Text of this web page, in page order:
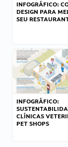
INFOGRÁFICO:
DESIGN PARA
SEU
INFOGRÁFICO:
CLÍNICAS
PET SHOPS